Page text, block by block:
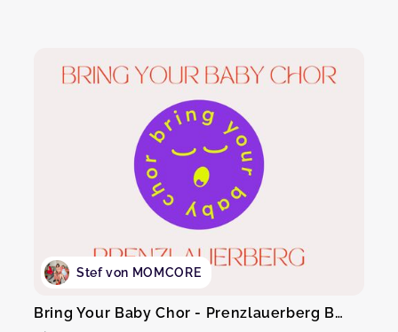
Stef von MOMCORE
Bring Your Baby Chor - Prenzlauerberg Berlin